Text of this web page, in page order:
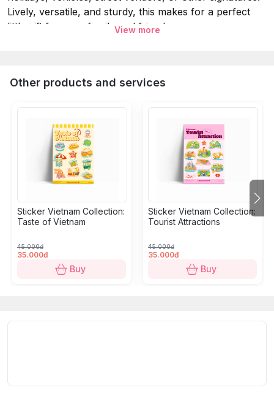
Lively, versatile, and sturdy, this makes for a perfect
little gift for your family and friends.
Material:
5 layers: Glitter Laminating, printing ink, decal
PVC Vinyl, glue, glue protection.
and detailed colors, easy application on surfaces.
: Decoration for smartphone, helmet, laptop,
suitcase, PlayStation, PC, headphones,...
Quantity: 10-15 stickers/sheet.
Đắm mình trong văn hóa Việt Nam qua bộ sưu tập
sticker sống động này, với các chủ đề về ẩm thực,
và người thân của bạn.
View more
Other products and services
Sticker Vietnam Collection:
Taste of Vietnam
45.000đ
35.000đ
Buy
Sticker Vietnam Collection:
Tourist Attractions
45.000đ
35.000đ
Buy